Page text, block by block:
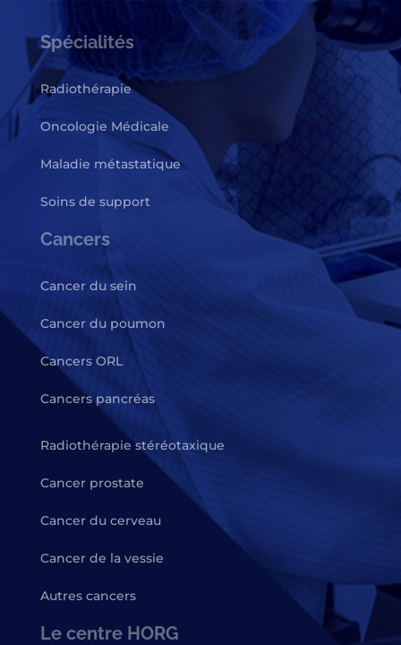
Spécialités
Radiothérapie
Oncologie Médicale
Maladie métastatique
Soins de support
Cancers
Cancer du sein
Cancer du poumon
Cancers ORL
Cancers pancréas
Radiothérapie stéréotaxique
Cancer prostate
Cancer du cerveau
Cancer de la vessie
Autres cancers
Le centre HORG